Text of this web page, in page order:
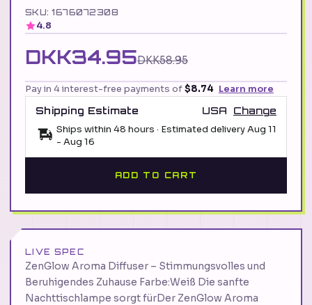
SKU: 1676072308
4.8
DKK34.95DKK58.95
Pay in 4 interest-free payments of$8.74 Learn more
Shipping Estimate
USA
Change
Ships within 48 hours · Estimated deliveryAug 11
- Aug 16
ADD TO CART
LIVE SPEC
ZenGlow Aroma Diffuser – Stimmungsvolles und
Beruhigendes Zuhause Farbe:Weiß Die sanfte
Nachttischlampe sorgt fürDer ZenGlow Aroma